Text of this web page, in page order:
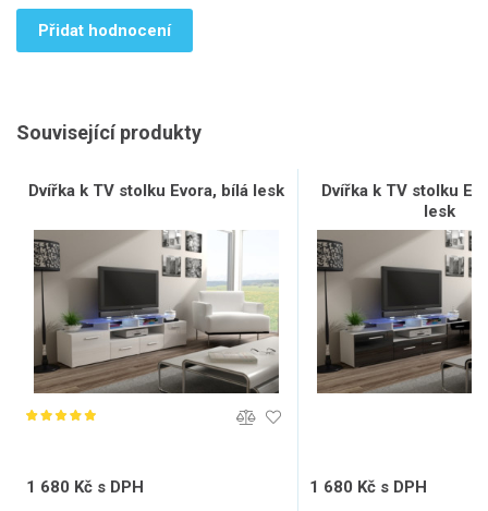
Přidat hodnocení
Související produkty
Dvířka k TV stolku Evora, bílá lesk
1 680 Kč s DPH
Dvířka k TV stolku
lesk
1 680 Kč s DPH